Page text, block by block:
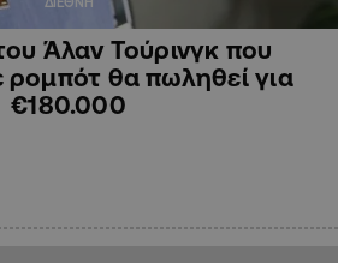
Άλαν Τούρινγκ που
ρομπότ θα πωληθεί για
€180.000